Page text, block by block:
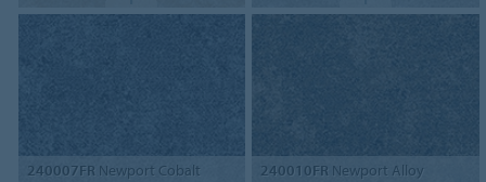
240007FR Newport Cobalt 240010FR Newport Alloy